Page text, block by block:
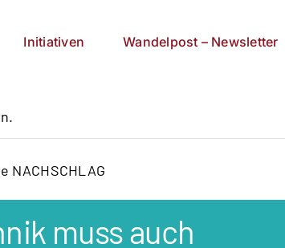
Initiativen Wandelpost – Newsletter
NACHSCHLAG
muss auch